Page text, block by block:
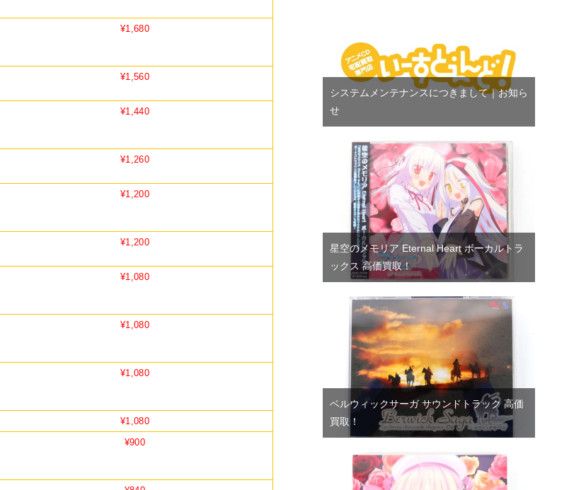
¥1,680
¥1,560
¥1,440
¥1,260
¥1,200
¥1,200
¥1,080
¥1,080
¥1,080
¥1,080
¥900
システムメンテナンスにつきまして｜お知ら
せ
星空のメモリア Eternal Heart ボーカルトラ
ックス 高価買取！
ベルウィックサーガ サウンドトラック 高価
買取！